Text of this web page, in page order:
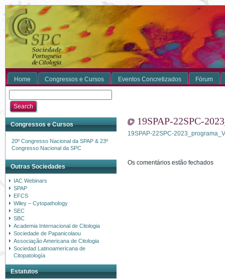
Home Congressos e Cursos Eventos Concretizados Fórum
Congressos e Cursos
20º Congresso Nacional da SPAP & 23º
Congresso Nacional da SPC
Outras Sociedades
IAC Webinars
SPAP
EFCS
Wiley – Cytopathology
SEC
SBC
Academia Internacional de Citologia
Sociedade de Papanicolaou
Associação Americana de Citologia
Sociedad Latinoamericana de
Citopatología
Estatutos
19SPAP-22SPC-
19SPAP-22SPC-
Os comentários estão fechados